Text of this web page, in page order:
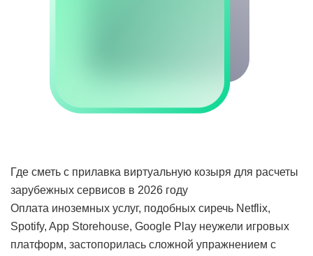
Где сметь с прилавка виртуальную козыря для расчеты
зарубежных сервисов в 2026 году
Оплата иноземных услуг, подобных сиречь Netflix,
Spotify, App Storehouse, Google Play неужели игровых
платформ, застопорилась сложной упражнением с